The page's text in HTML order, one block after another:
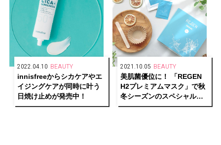
2022.04.10 BEAUTY
innisfreeからシカケアやエ
イジングケアが同時に叶う
日焼け止めが発売中！
2021.10.05 BEAUTY
美肌菌優位に！ 「REGEN
H2プレミアムマスク」で秋
冬シーズンのスペシャルケ
アを。